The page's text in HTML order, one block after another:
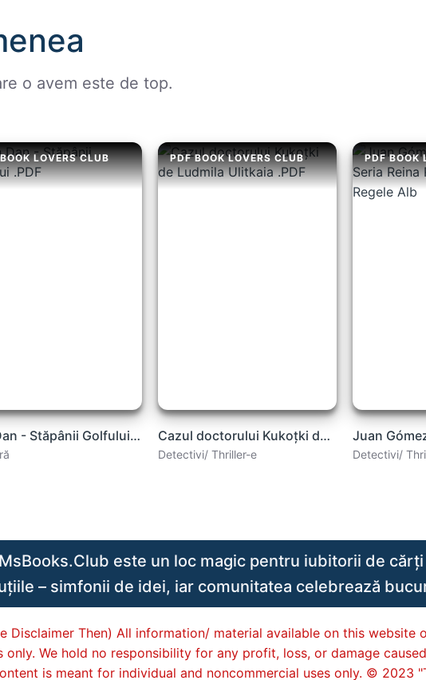
o avem este de top.
LOVERS CLUB
Ioan Dan - Stăpânii Golfului .PDF
PDF BOOK LOVERS CLUB
Cazul doctorului Kukoţki de Ludmila Ulitkaia .PDF
Detectivi/ Thriller-e
PDF BOOK
Detectivi/
este un loc magic pentru iubitorii de
– simfonii de idei, iar comunitatea celebrează
Disclaimer Then) All information/ material available on this
We hold no responsibility for any profit, loss, or damage
is meant for individual and noncommercial uses only. © 2023